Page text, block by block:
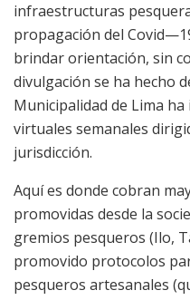
infraestructuras
propagación del
brindar orientación, sin
divulgación se ha hecho
Municipalidad de Lima
virtuales semanales
jurisdicción.
Aquí es donde cobran
promovidas desde la
gremios pesqueros (Ilo,
promovido protocolos
pesqueros artesanales